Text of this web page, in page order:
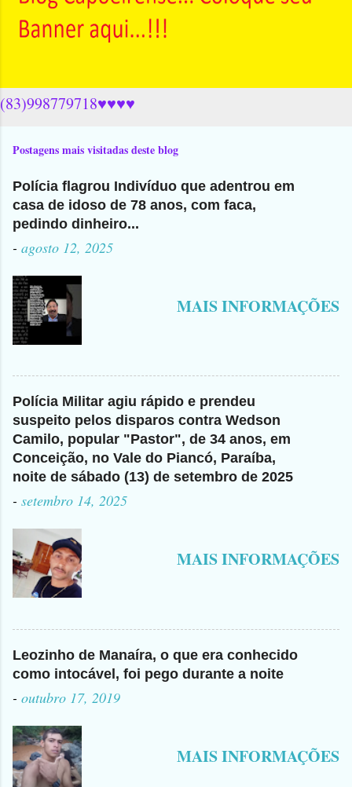
(83)998779718♥♥♥♥
Postagens mais visitadas deste blog
Polícia flagrou Indivíduo que adentrou em
casa de idoso de 78 anos, com faca,
pedindo dinheiro...
- agosto 12, 2025
MAIS INFORMAÇÕES
Polícia Militar agiu rápido e prendeu
suspeito pelos disparos contra Wedson
Camilo, popular "Pastor", de 34 anos, em
Conceição, no Vale do Piancó, Paraíba,
noite de sábado (13) de setembro de 2025
- setembro 14, 2025
MAIS INFORMAÇÕES
Leozinho de Manaíra, o que era conhecido
como intocável, foi pego durante a noite
- outubro 17, 2019
MAIS INFORMAÇÕES